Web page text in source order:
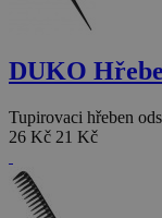
DUKO
Tupirovaci hřeben
26 Kč 21 Kč